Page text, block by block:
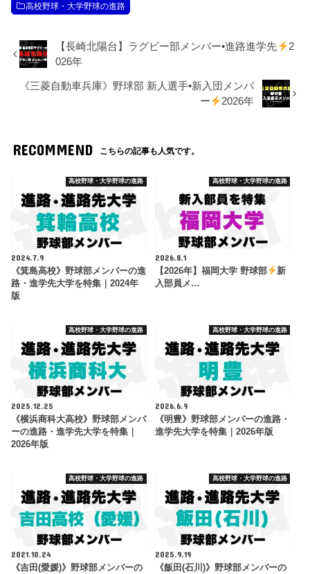
高校野球・大学野球の進路
【長崎北陽台】ラグビー部メンバー•進路進学先
2
026年
《三菱自動車兵庫》野球部 新人選手•新入団メンバ
ー
2026年
RECOMMEND こちらの記事も人気です。
高校野球・大学野球の進路
2024.7.9
《箕島高校》野球部メンバーの進
路・進学先大学を特集｜2024年
版
高校野球・大学野球の進路
2026.8.1
【2026年】福岡大学 野球部
新
入部員メ…
高校野球・大学野球の進路
2025.12.25
《横浜商科大高校》野球部メンバ
ーの進路・進学先大学を特集｜
2026年版
高校野球・大学野球の進路
2026.6.9
《明豊》野球部メンバーの進路・
進学先大学を特集｜2026年版
高校野球・大学野球の進路
2021.10.24
《吉田(愛媛)》野球部メンバーの
高校野球・大学野球の進路
2025.9.19
《飯田(石川)》野球部メンバーの